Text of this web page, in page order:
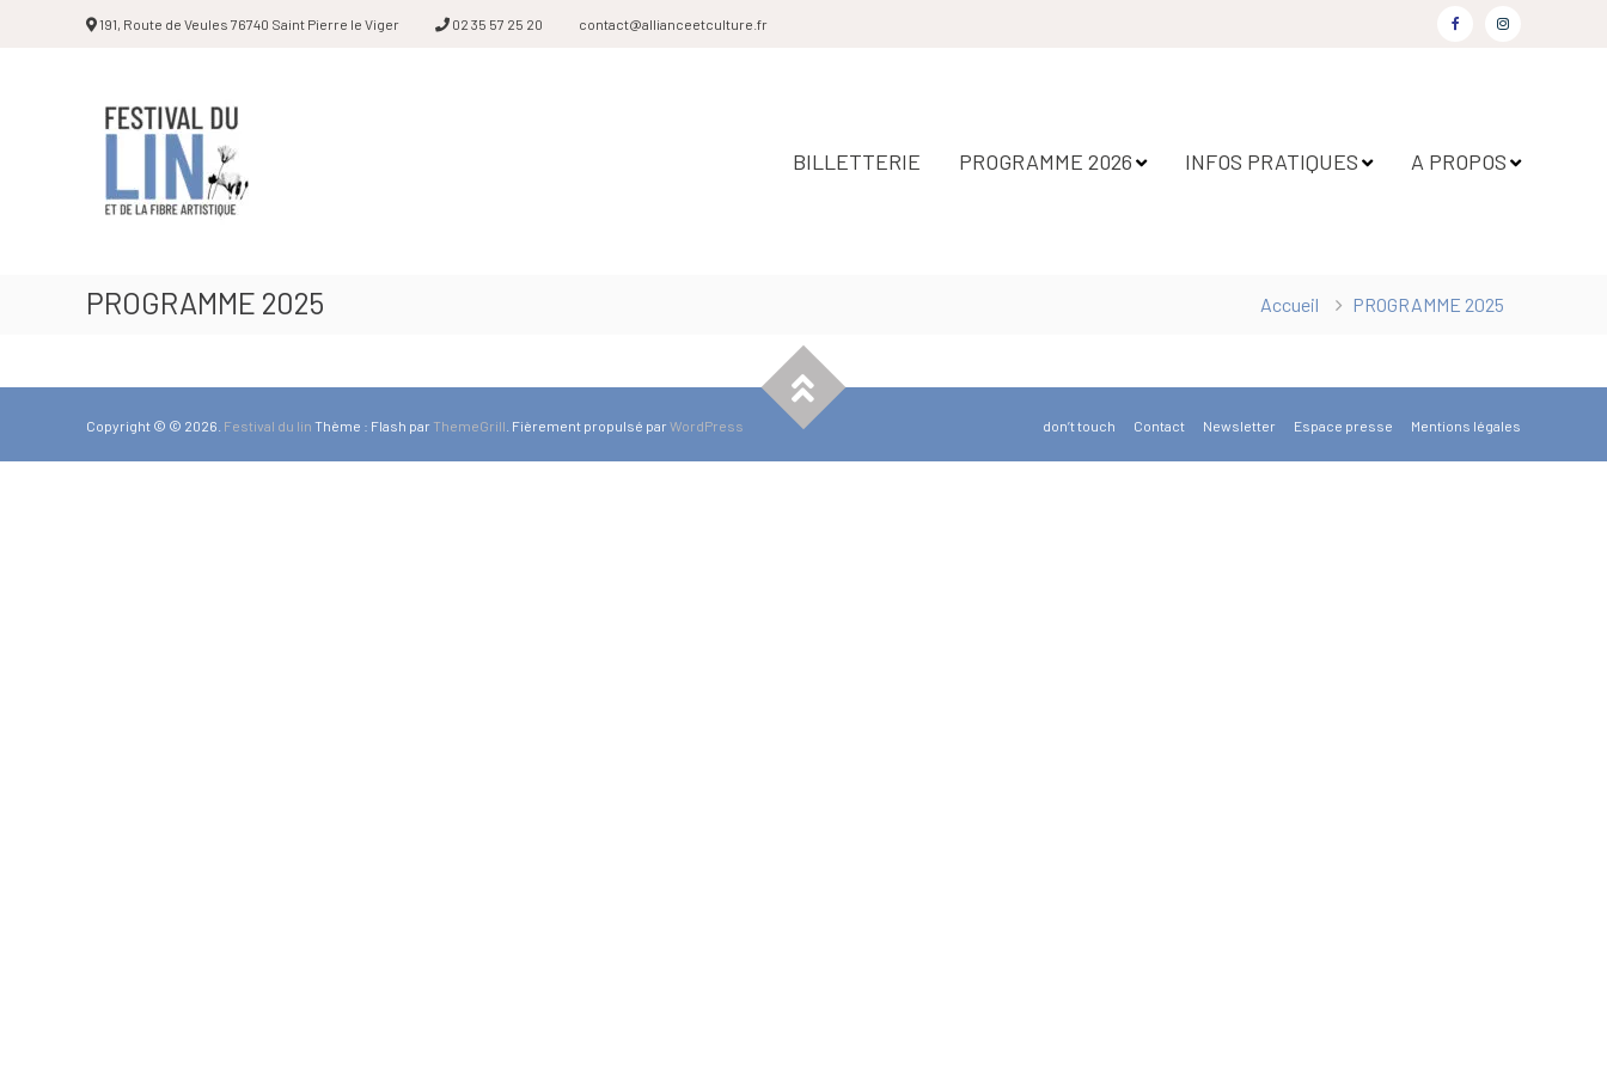
191, Route de Veules 76740 Saint Pierre le Viger 02 35 57 25 20 contact@allianceetculture.fr
du
lin
BILLETTERIE PROGRAMME 2026 INFOS PRATIQUES A PROPOS
PROGRAMME 2025 Accueil PROGRAMME 2025
Copyright © © 2026. Festival du lin Thème : Flash par ThemeGrill . Fièrement propulsé par WordPress don’t touch Contact Newsletter Espace presse Mentions légales